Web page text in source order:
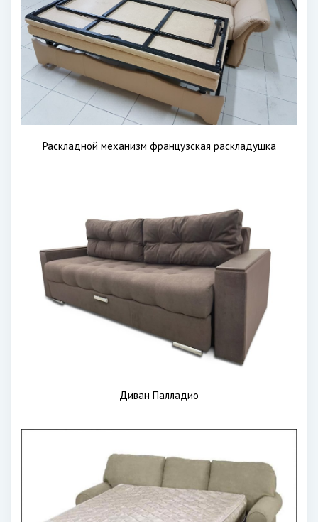
Раскладной механизм французская раскладушка
Диван Палладио